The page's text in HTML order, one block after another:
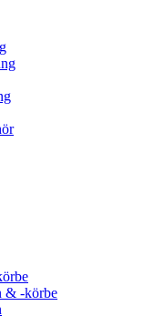
& -körbe